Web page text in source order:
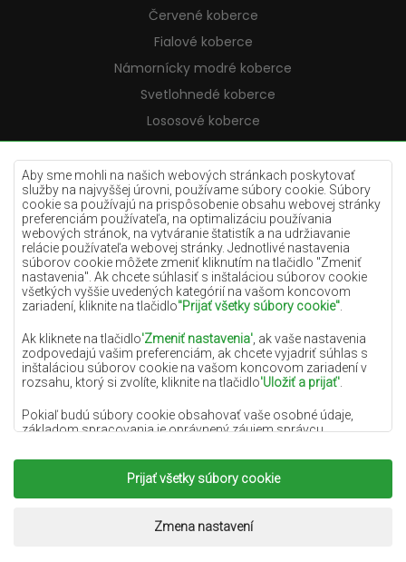
Aby sme mohli na našich webových stránkach poskytovať
služby na najvyššej úrovni, používame súbory cookie. Súbory
cookie sa používajú na prispôsobenie obsahu webovej stránky
preferenciám používateľa, na optimalizáciu používania
webových stránok, na vytváranie štatistík a na udržiavanie
relácie používateľa webovej stránky. Jednotlivé nastavenia
súborov cookie môžete zmeniť kliknutím na tlačidlo "Zmeniť
nastavenia". Ak chcete súhlasiť s inštaláciou súborov cookie
všetkých vyššie uvedených kategórií na vašom koncovom
zariadení, kliknite na tlačidlo"Prijať všetky súbory cookie"
Ak kliknete na tlačidlo'Zmeniť nastavenia' , ak vaše nastavenia
zodpovedajú vašim preferenciám, ak chcete vyjadriť súhlas s
inštaláciou súborov cookie na vašom koncovom zariadení v
rozsahu, ktorý si zvolíte, kliknite na tlačidlo'Uložiť a prijať'
Pokiaľ budú súbory cookie obsahovať vaše osobné údaje,
základom spracovania je oprávnený záujem správcu
podobe poskytovania vysokokvalitných služieb na našej
webovej stránke a marketingových aktivít správcu osobných
údajov a jeho dôveryhodných partnerov.
Viac informácií o súboroch cookie a spracovaní osobných
Prijať všetky súbory cookie
Zmena nastavení
Červené koberce
Fialové koberce
Námornícky modré koberce
Svetlohnedé koberce
Lososové koberce
Krémové koberce
Lilac koberce
Žlté koberce
Mätové koberce
Modré koberce
Oranžové koberce
Ružové koberce
Šedé koberce
Terakotové koberce
Zelené koberce
Zlaté koberce
Copyright 2022Koberce Chemex.Všetky práva
Realizácia:www.dimax.pl